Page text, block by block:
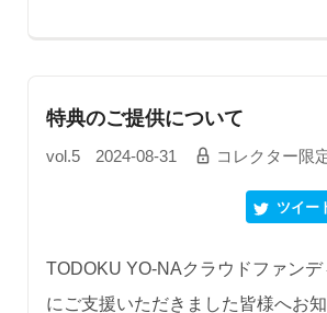
特典のご提供について
vol.5 2024-08-31 コレクター限
ツイー
TODOKU YO-NAクラウドファン
にご支援いただきました皆様へお